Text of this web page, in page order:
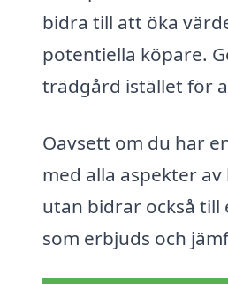
bidra till att öka
potentiella köpare.
trädgård istället för
Oavsett om du har
med alla aspekter
utan bidrar också till
som erbjuds och